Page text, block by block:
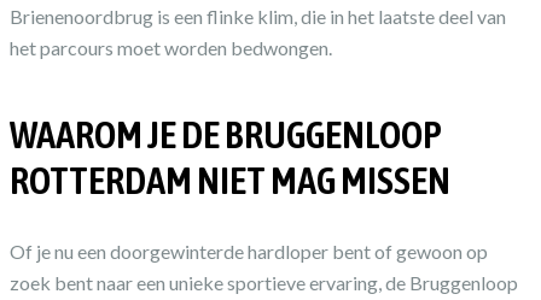
Brienenoordbrug is een flinke klim, die in het laatste deel van
het parcours moet worden bedwongen.
WAAROM JE DE BRUGGENLOOP
ROTTERDAM NIET MAG MISSEN
Of je nu een doorgewinterde hardloper bent of gewoon op
zoek bent naar een unieke sportieve ervaring, de Bruggenloop